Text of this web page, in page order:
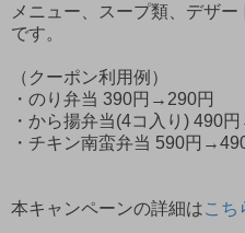
メニュー、スープ類、デザ
です。
（クーポン利用例）
・のり弁当 390円→290円
・から揚弁当(4コ入り) 490
・チキン南蛮弁当 590円
本キャンペーンの詳細はこち